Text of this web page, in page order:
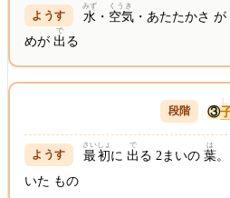
水
みず
・ 空気
くうき
・あたたかさ が
めが 出
で
る
③
最初
さいしょ
に 出
で
る 2まいの 葉
は
いた もの